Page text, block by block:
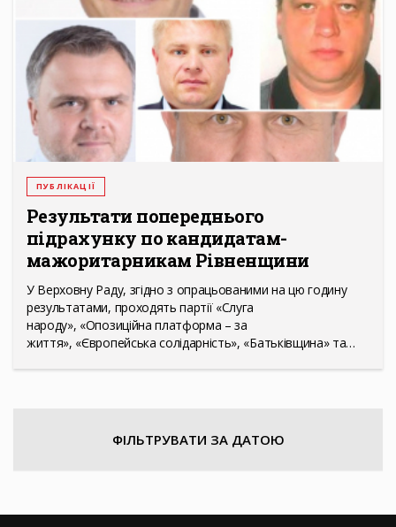
ПУБЛІКАЦІЇ
Результати попереднього
підрахунку по кандидатам-
мажоритарникам Рівненщини
У Верховну Раду, згідно з опрацьованими на цю годину
результатами, проходять партії «Слуга
народу», «Опозиційна платформа – за
життя», «Європейська солідарність», «Батьківщина» та…
ФІЛЬТРУВАТИ ЗА ДАТОЮ